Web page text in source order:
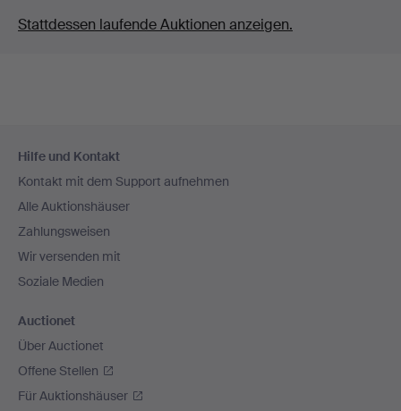
Stattdessen laufende Auktionen anzeigen.
Navigation
Hilfe und Kontakt
Kontakt mit dem Support aufnehmen
Alle Auktionshäuser
Zahlungsweisen
Wir versenden mit
Soziale Medien
Auctionet
Über Auctionet
Offene Stellen
Für Auktionshäuser